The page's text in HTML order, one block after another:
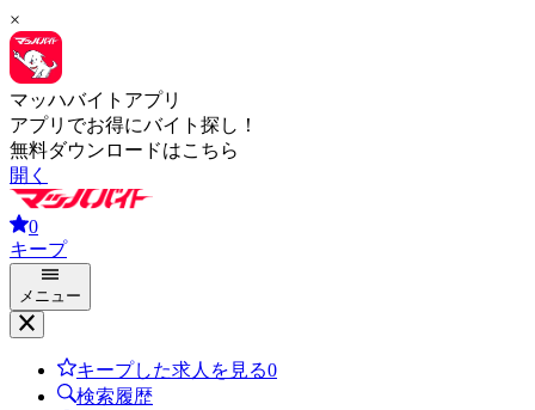
×
マッハバイトアプリ
アプリでお得にバイト探し！
無料ダウンロードはこちら
開く
0
キープ
メニュー
キープした求人を見る0
検索履歴